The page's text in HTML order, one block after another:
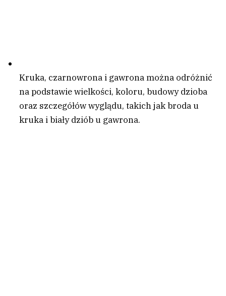
Kruka, czarnowrona i gawrona można odróżnić
na podstawie wielkości, koloru, budowy dzioba
oraz szczegółów wyglądu, takich jak broda u
kruka i biały dziób u gawrona.